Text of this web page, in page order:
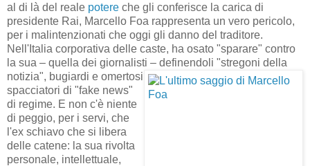
al di là del reale potere che gli conferisce la carica di
presidente Rai, Marcello Foa rappresenta un vero pericolo,
per i malintenzionati che oggi gli danno del traditore.
Nell'Italia corporativa delle caste, ha osato "sparare" contro
la sua – quella dei giornalisti – definendoli "stregoni della
notizia", bugiardi e omertosi
spacciatori di "fake news"
di regime. E non c'è niente
di peggio, per i servi, che
l'ex schiavo che si libera
delle catene: la sua rivolta
personale, intellettuale,